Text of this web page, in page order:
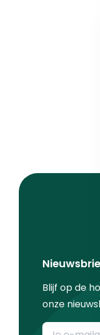
Blijf op de
onze
E-